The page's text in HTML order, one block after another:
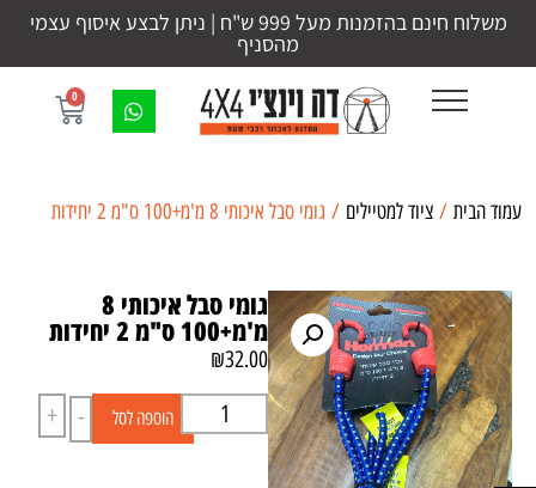
משלוח חינם בהזמנות מעל 999 ש"ח | ניתן לבצע איסוף עצמי
מהסניף
0
עמוד הבית / ציוד למטיילים / גומי סבל איכותי 8 מ'מ+100 ס"מ 2 יחידות
גומי סבל איכותי 8
מ'מ+100 ס"מ 2 יחידות
₪32.00
-
+ הוספה לסל